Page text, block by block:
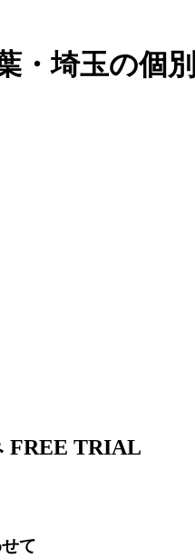
・埼玉の個
FREE TRIAL
て